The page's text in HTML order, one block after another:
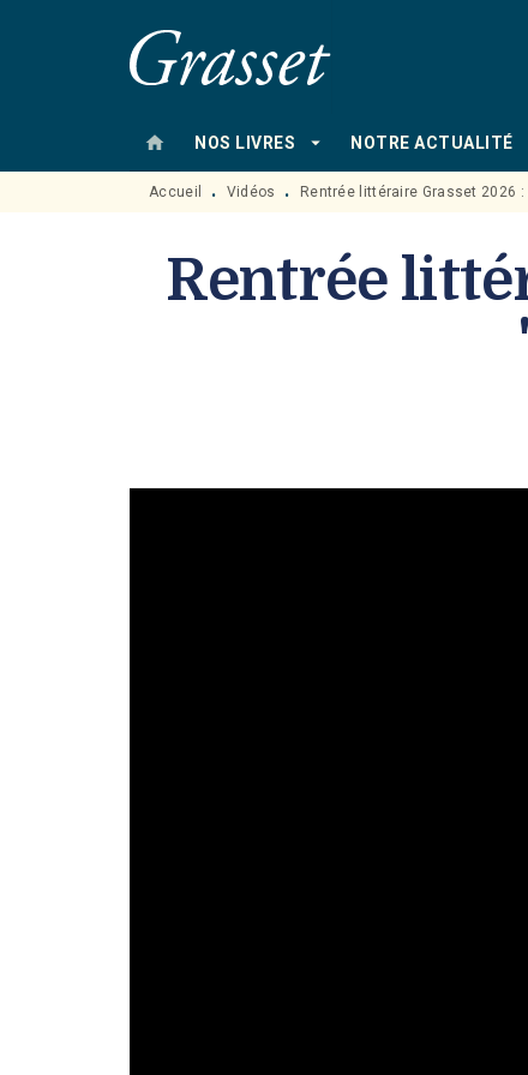
MENU RECHERCHE
home NOS LIVRES arrow_drop_down NOTRE ACTUALITÉ
Accueil • Vidéos • Rentrée littéraire Grasset 2026
Rentrée